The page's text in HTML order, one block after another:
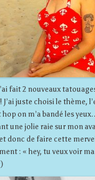
fait 2 nouveaux
J’ai juste choisi le thème,
on m’a bandé les
une jolie raie sur mon
donc de faire cette
: « hey, tu veux voir ma